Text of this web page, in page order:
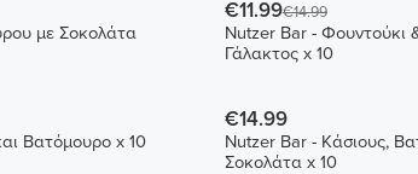
με Σοκολάτα
€11.99€14.99
Nutzer Bar - Φουντούκι
Γάλακτος x 10
Βατόμουρο x 10
€14.99
Nutzer Bar - Κάσιους,
Σοκολάτα x 10